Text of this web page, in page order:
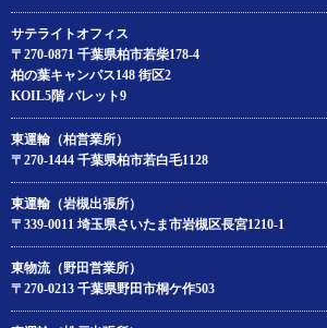
サテライトオフィス
〒270-0871 千葉県柏市若柴178‐4
柏の葉キャンパス148 街区2
KOIL5階 パレット9
東運輸（柏営業所）
〒270-1444 千葉県柏市若白毛1128
東運輸（岩槻出張所）
〒339-0011 埼玉県さいたま市岩槻区長宮1210-1
東物流（野田営業所）
〒270-0213 千葉県野田市桐ケ作503